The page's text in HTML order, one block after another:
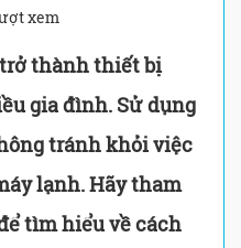
xem
thành thiết bị
gia đình. Sử dụng
tránh khỏi việc
lạnh. Hãy tham
tìm hiểu về cách